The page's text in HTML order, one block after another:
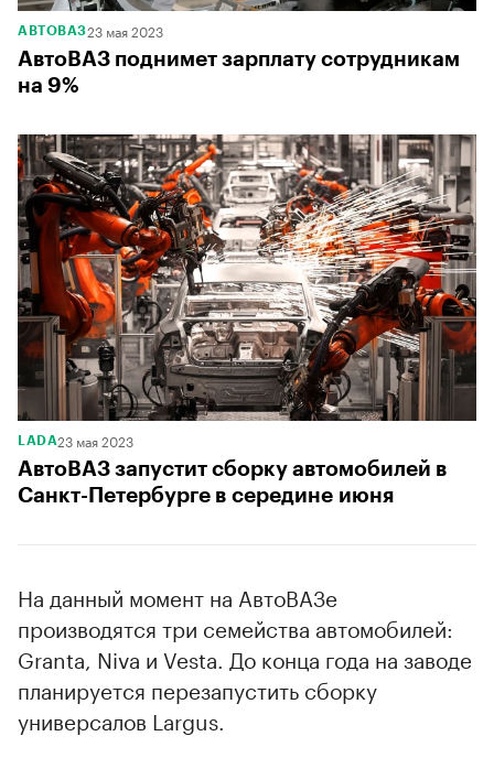
АВТОВАЗ23 мая 2023
АвтоВАЗ поднимет зарплату сотрудникам
на 9%
LADA23 мая 2023
АвтоВАЗ запустит сборку автомобилей в
Санкт-Петербурге в середине июня
На данный момент на АвтоВАЗе
производятся три семейства автомобилей:
Granta, Niva и Vesta. До конца года на заводе
планируется перезапустить сборку
универсалов Largus.